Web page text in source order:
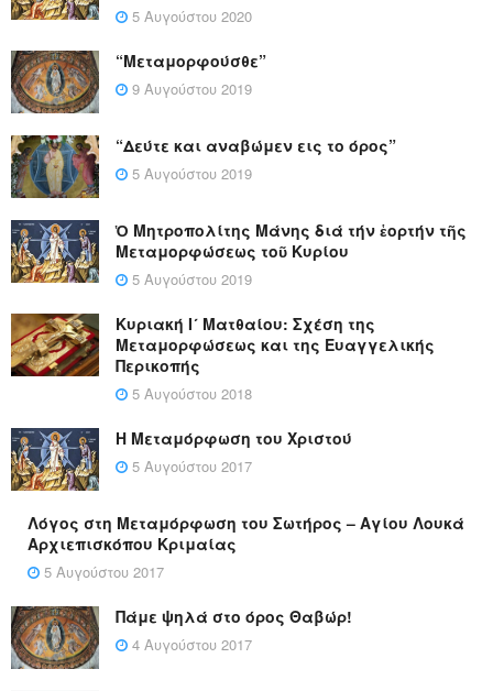
5 Αυγούστου 2020
“Μεταμορφούσθε”
9 Αυγούστου 2019
“Δεύτε και αναβώμεν εις το όρος”
5 Αυγούστου 2019
Ὁ Μητροπολίτης Μάνης διά τήν ἑορτήν τῆς
Μεταμορφώσεως τοῦ Κυρίου
5 Αυγούστου 2019
Κυριακή Ι´ Ματθαίου: Σχέση της
Μεταμορφώσεως και της Ευαγγελικής
Περικοπής
5 Αυγούστου 2018
Η Μεταμόρφωση του Χριστού
5 Αυγούστου 2017
Λόγος στη Μεταμόρφωση του Σωτήρος – Αγίου Λουκά
Αρχιεπισκόπου Κριμαίας
5 Αυγούστου 2017
Πάμε ψηλά στο όρος Θαβώρ!
4 Αυγούστου 2017